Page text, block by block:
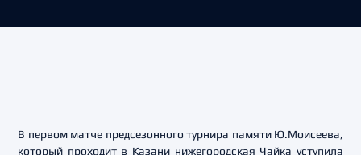
В первом матче предсезонного турнира памяти Ю.Моисеева,
который проходит в Казани нижегородская Чайка уступила